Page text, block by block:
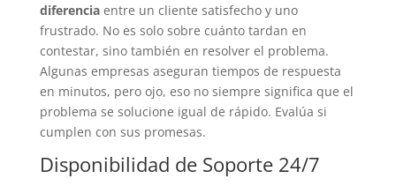
diferenciaentre un cliente satisfecho y uno
frustrado. No es solo sobre cuánto tardan en
contestar, sino también en resolver el problema.
Algunas empresas aseguran tiempos de respuesta
en minutos, pero ojo, eso no siempre significa que el
problema se solucione igual de rápido. Evalúa si
cumplen con sus promesas.
Disponibilidad de Soporte 24/7